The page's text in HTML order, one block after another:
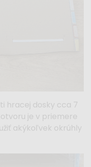
hracej dosky cca 7
je v priemere
akýkoľvek okrúhly